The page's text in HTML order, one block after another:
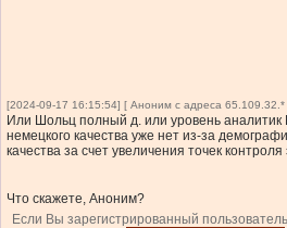
[2024-09-17 16:15:54] [ Аноним с адреса 65.109.32.*
Или Шольц полный д. или уровень аналитик
немецкого качества уже нет из-за
качества за счет увеличения точек контроля
Что скажете, Аноним?
Если Вы зарегистрированный